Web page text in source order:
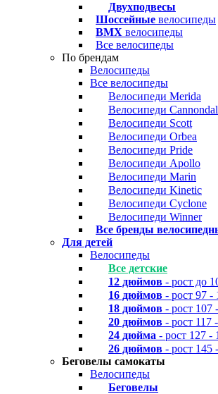
Двухподвесы
Шоссейные велосипеды
BMX велосипеды
Все велосипеды
По брендам
Велосипеды
Все велосипеды
Велосипеди Merida
Велосипеди
Велосипеди Scott
Велосипеди Orbea
Велосипеди Pride
Велосипеди Apollo
Велосипеди Marin
Велосипеди Kinetic
Велосипеди Cyclone
Велосипеди Winner
Все бренды
Для детей
Велосипеды
Все детские
12 дюймов - рост до
16 дюймов - рост 97 -
18 дюймов - рост 107
20 дюймов - рост 117
24 дюйма - рост 127 -
26 дюймов - рост 145
Беговелы самокаты
Велосипеды
Беговелы